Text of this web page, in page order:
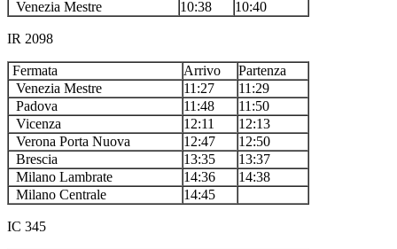
Venezia Mestre
10:38 10:40
IR 2098
Fermata Arrivo
Partenza
Venezia Mestre
11:27
11:29
Padova
11:48
11:50
Vicenza
12:11
12:13
Verona Porta Nuova
12:47
12:50
Brescia
13:35
13:37
Milano Lambrate
14:36
14:38
Milano Centrale
14:45
IC 345